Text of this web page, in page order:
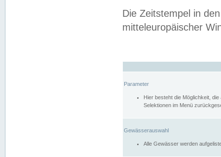
Die Zeitstempel in
mitteleuropäischer
Parameter
Hier besteht die Möglichkeit,
Selektionen im Menü
Gewässerauswahl
Alle Gewässer werden